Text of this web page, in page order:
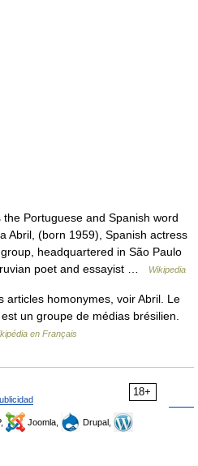
Portuguese and Spanish word
Abril, (born 1959), Spanish actress
headquartered in São Paulo
poet and essayist …
Wikipedia
articles homonymes, voir Abril. Le
un groupe de médias brésilien.
en Français
18+
Joomla,
Drupal,